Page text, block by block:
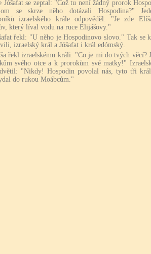
Jóšafat se zeptal: "Což tu není žádný prorok
se skrze něho dotázali Hospodina?"
izraelského krále odpověděl: "Je zde
který líval vodu na ruce Elijášovy."
řekl: "U něho je Hospodinovo slovo." Tak se
izraelský král a Jóšafat i král edómský.
řekl izraelskému králi: "Co je mi do tvých věcí?
svého otce a k prorokům své matky!"
"Nikdy! Hospodin povolal nás, tyto tři
do rukou Moábcům."